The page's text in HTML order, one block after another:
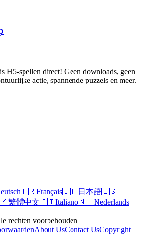
H5-spellen direct! Geen downloads, geen
actie, spannende puzzels en meer.
🇫🇷Français🇯🇵日本語🇪🇸
繁體中文🇮🇹Italiano🇳🇱Nederlands
rechten voorbehouden
About UsContact UsCopyright